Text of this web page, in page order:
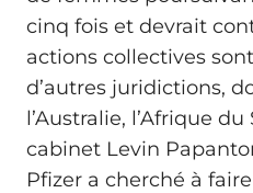
cinq fois et devrait
actions collectives
d’autres juridictions,
l’Australie, l’Afrique
cabinet Levin
Pfizer a cherché à